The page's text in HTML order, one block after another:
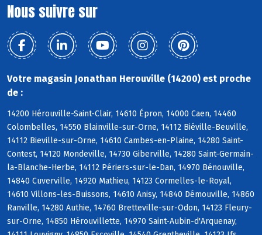
Nous suivre sur
Votre magasin Jonathan Herouville (14200) est proche
de :
14200 Hérouville-Saint-Clair, 14610 Épron, 14000 Caen, 14460
Colombelles, 14550 Blainville-sur-Orne, 14112 Biéville-Beuville,
14112 Bieville-sur-Orne, 14610 Cambes-en-Plaine, 14280 Saint-
Contest, 14120 Mondeville, 14730 Giberville, 14280 Saint-Germain-
la-Blanche-Herbe, 14112 Périers-sur-le-Dan, 14970 Bénouville,
14840 Cuverville, 14920 Mathieu, 14123 Cormelles-le-Royal,
14610 Villons-les-Buissons, 14610 Anisy, 14840 Démouville, 14860
Ranville, 14280 Authie, 14760 Bretteville-sur-Odon, 14123 Fleury-
sur-Orne, 14850 Hérouvillette, 14970 Saint-Aubin-d'Arquenay,